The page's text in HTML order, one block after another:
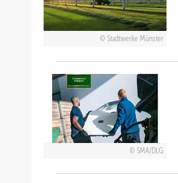
Stadtwerke Münster
SMA/DLG